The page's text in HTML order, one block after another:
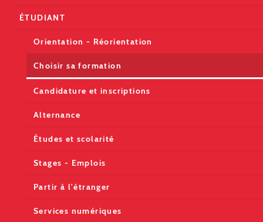
ÉTUDIANT
Orientation - Réorientation
Choisir sa formation
Candidature et inscriptions
Alternance
Études et scolarité
Stages - Emplois
Partir à l'étranger
Services numériques